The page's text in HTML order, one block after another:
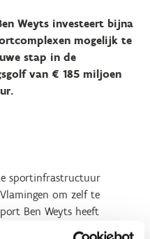
Weyts investeert bijna
mogelijk te
stap in de
van € 185 miljoen
sportinfrastructuur
om zelf te
Ben Weyts heeft
een investeringsgolf van €